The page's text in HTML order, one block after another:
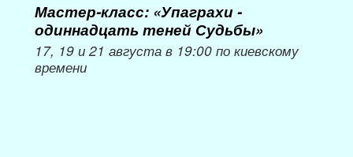
Мастер-класс: «Упаграхи -
одиннадцать теней Судьбы»
17, 19 и 21 августа в 19:00 по киевскому
времени